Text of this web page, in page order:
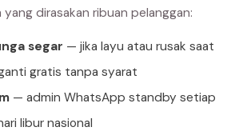
dirasakan ribuan pelanggan:
segar — jika layu atau rusak saat
gratis tanpa syarat
— admin WhatsApp standby setiap
libur nasional